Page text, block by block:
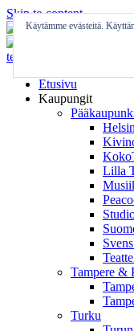
Skip to content
Etusivu
Kaupungit
Lilla
Tampere &
Turku
Käytämme evästeitä.